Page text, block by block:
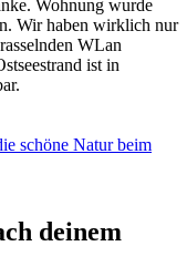
Wohnung wurde
Wir haben wirklich nur
WLan
ist in
schöne Natur beim
deinem